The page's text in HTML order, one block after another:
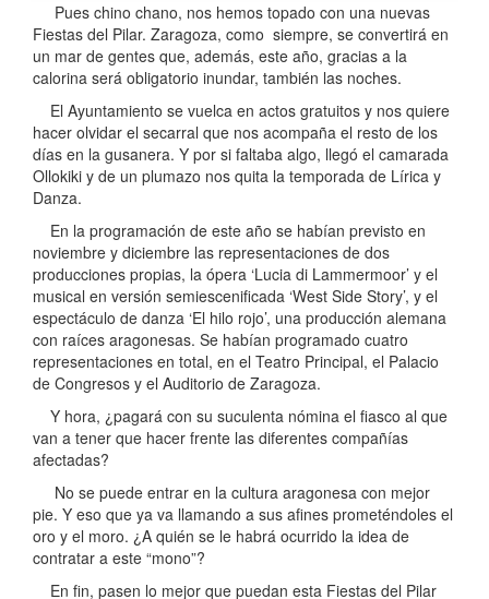
Pues chino chano, nos hemos topado con una nuevas
Fiestas del Pilar. Zaragoza, como siempre, se convertirá en
un mar de gentes que, además, este año, gracias a la
calorina será obligatorio inundar, también las noches.
El Ayuntamiento se vuelca en actos gratuitos y nos quiere
hacer olvidar el secarral que nos acompaña el resto de los
días en la gusanera. Y por si faltaba algo, llegó el camarada
Ollokiki y de un plumazo nos quita la temporada de Lírica y
Danza.
En la programación de este año se habían previsto en
noviembre y diciembre las representaciones de dos
producciones propias, la ópera ‘Lucia di Lammermoor’ y el
musical en versión semiescenificada ‘West Side Story’, y el
espectáculo de danza ‘El hilo rojo’, una producción alemana
con raíces aragonesas. Se habían programado cuatro
representaciones en total, en el Teatro Principal, el Palacio
de Congresos y el Auditorio de Zaragoza.
Y hora, ¿pagará con su suculenta nómina el fiasco al que
van a tener que hacer frente las diferentes compañías
afectadas?
No se puede entrar en la cultura aragonesa con mejor
pie. Y eso que ya va llamando a sus afines prometéndoles el
oro y el moro. ¿A quién se le habrá ocurrido la idea de
contratar a este “mono”?
En fin, pasen lo mejor que puedan esta Fiestas del Pilar